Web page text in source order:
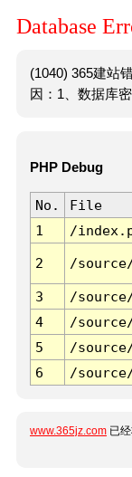
Database
(1040) 365建站
因：1、数据库
PHP Debug
No. File
1
/
2 /
3 /
4
/
5
/
6
/
www.365jz.com 已